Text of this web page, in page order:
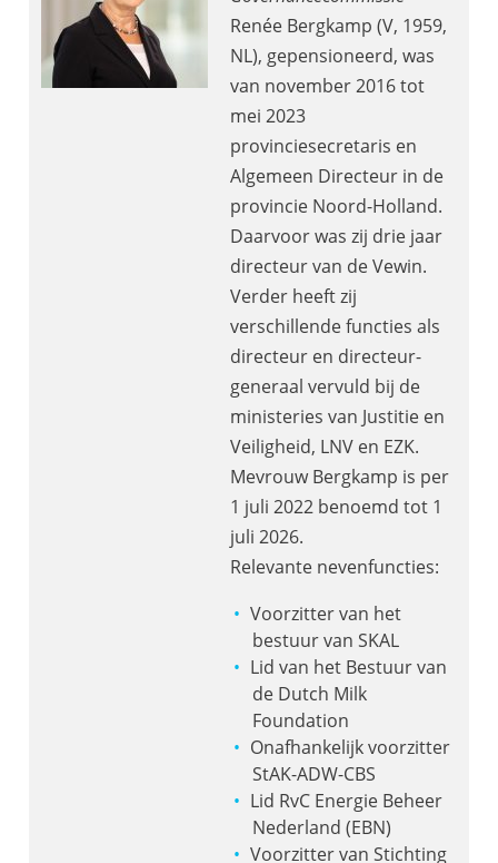
Renée Bergkamp (V, 1959,
NL), gepensioneerd, was
van november 2016 tot
mei 2023
provinciesecretaris en
Algemeen Directeur in de
provincie Noord-Holland.
Daarvoor was zij drie jaar
directeur van de Vewin.
Verder heeft zij
verschillende functies als
directeur en directeur-
generaal vervuld bij de
ministeries van Justitie en
Veiligheid, LNV en EZK.
Mevrouw Bergkamp is per
1 juli 2022 benoemd tot 1
juli 2026.
Relevante nevenfuncties:
Voorzitter van het
bestuur van SKAL
Lid van het Bestuur van
de Dutch Milk
Foundation
Onafhankelijk voorzitter
StAK-ADW-CBS
Lid RvC Energie Beheer
Nederland (EBN)
Voorzitter van Stichting